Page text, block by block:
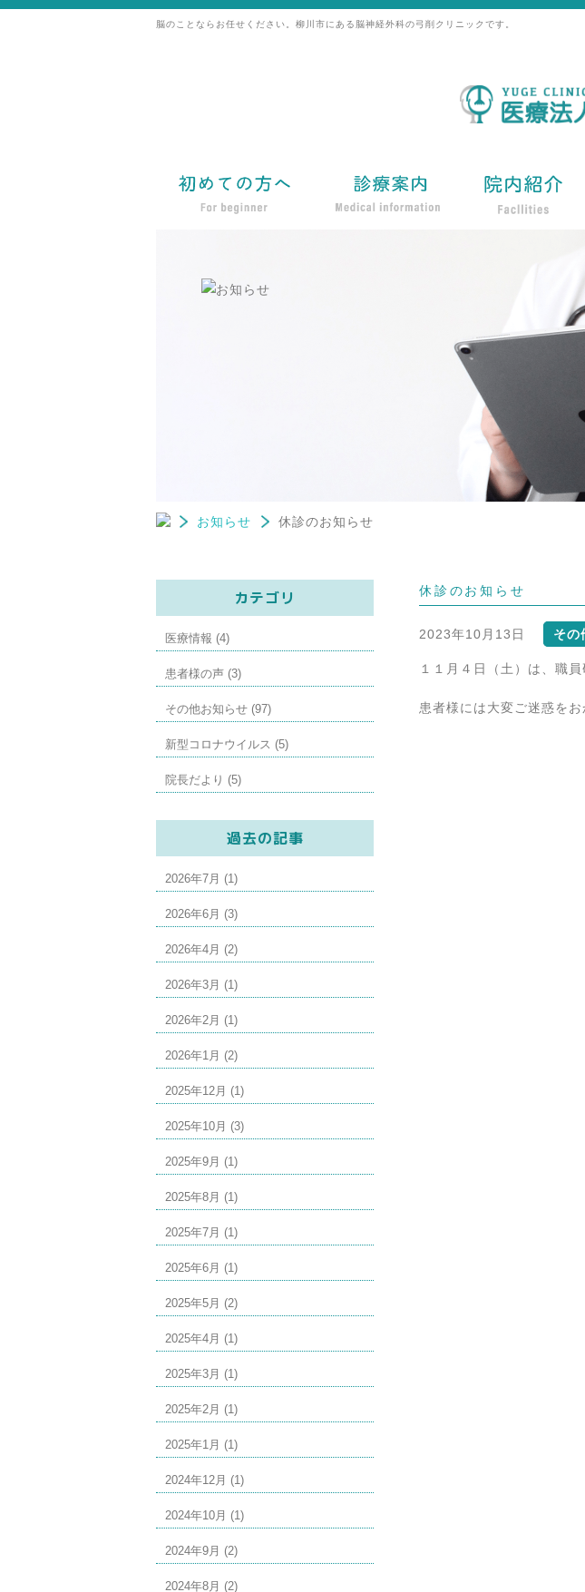
脳のことならお任せください。柳川市にある脳神経外科の弓削クリニックです。
お知らせ 休診のお知らせ
カテゴリ
医療情報 (4)
患者様の声 (3)
その他お知らせ (97)
新型コロナウイルス (5)
院長だより (5)
過去の記事
2026年7月 (1)
2026年6月 (3)
2026年4月 (2)
2026年3月 (1)
2026年2月 (1)
2026年1月 (2)
2025年12月 (1)
2025年10月 (3)
2025年9月 (1)
2025年8月 (1)
2025年7月 (1)
2025年6月 (1)
2025年5月 (2)
2025年4月 (1)
2025年3月 (1)
2025年2月 (1)
2025年1月 (1)
2024年12月 (1)
2024年10月 (1)
2024年9月 (2)
2024年8月 (2)
休診のお知らせ
2023年10月13日 その
１１月４日（土）は、職
患者様には大変ご迷惑を